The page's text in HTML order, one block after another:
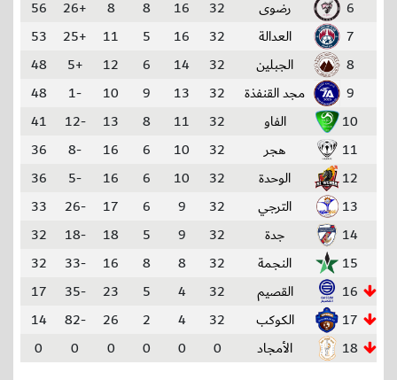
6
رضوى 32
16
8
8
+26
56
7
العدالة 32
16
5
11
+25
53
8
الجبلين 32
14
6
12
+5
48
9
مجد القنفذة 32
13
9
10
-1
48
10
الفاو 32
11
8
13
-12
41
11
هجر 32
10
6
16
-8
36
12
الوحدة 32
10
6
16
-5
36
13
الترجي 32
9
6
17
-26
33
14
جدة 32
9
5
18
-18
32
15
النجمة 32
8
8
16
-33
32
16
القصيم 32
4
5
23
-35
17
17
الكوكب 32
4
2
26
-82
14
18
الأمجاد 0
0
0
0
0
0